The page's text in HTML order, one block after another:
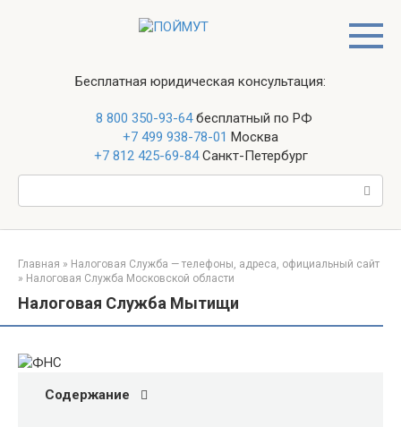
Бесплатная юридическая консультация:
8 800 350-93-64бесплатный по РФ
+7 499 938-78-01 Москва
+7 812 425-69-84Санкт-Петербург
Главная » Налоговая Служба — телефоны, адреса, официальный сайт
» Налоговая Служба Московской области
Налоговая Служба Мытищи
Содержание